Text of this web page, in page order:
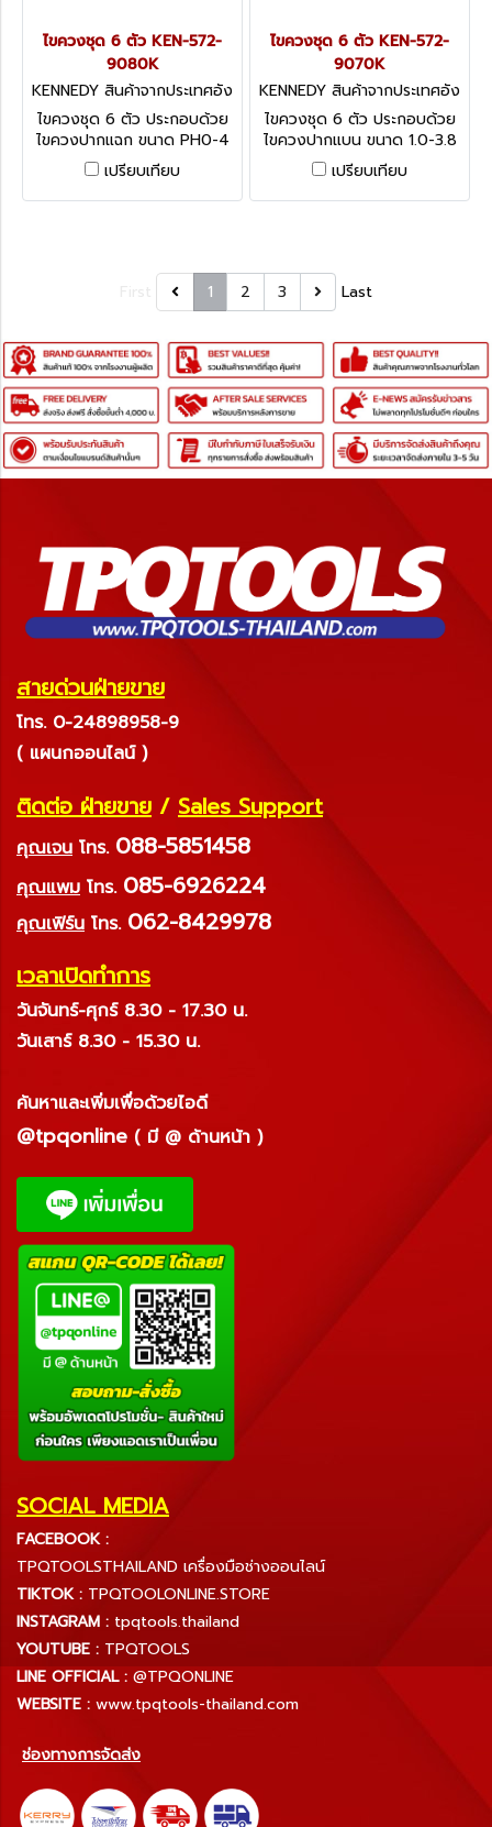
ไขควงชุด 6 ตัว KEN-572-
9080K
KENNEDY สินค้าจากประเทศอัง
กฤษ-1
ไขควงชุด 6 ตัว ประกอบด้วย
ไขควงปากแฉก ขนาด PH0-4
ถึง PH1 Kennedy Jeweller's
& Watchmaker's Tool Sets,
Alloy Steel Blades - 6
เปรียบเทียบ
ไขควงชุด 6 ตัว KEN-572-
9070K
KENNEDY สินค้าจากประเทศอัง
กฤษ-1
ไขควงชุด 6 ตัว ประกอบด้วย
ไขควงปากแบน ขนาด 1.0-3.8
มม. Kennedy Jeweller's &
Watchmaker's Tool Sets,
Alloy Steel Blades - 6
เปรียบเทียบ
1 2 3 Last
สายด่วนฝ่ายขาย
โทร. 0-24898958-9
( แผนกออนไลน์ )
ติดต่อ ฝ่ายขาย / Sales Support
คุณเจน โทร. 088-5851458
คุณแพม โทร. 085-6926224
คุณเฟิร์น โทร. 062-8429978
เวลาเปิดทำการ
วันจันทร์-ศุกร์ 8.30 - 17.30 น.
วันเสาร์ 8.30 - 15.30 น.
ค้นหาและเพิ่มเพื่อด้วยไอดี
@tpqonline ( มี @ ด้านหน้า )
SOCIAL MEDIA
FACEBOOK :
TPQTOOLSTHAILAND เครื่องมือช่างออนไลน์
TIKTOK : TPQTOOLONLINE.STORE
INSTAGRAM : tpqtools.thailand
YOUTUBE : TPQTOOLS
LINE OFFICIAL : @TPQONLINE
WEBSITE : www.tpqtools-thailand.com
ช่องทางการจัดส่ง